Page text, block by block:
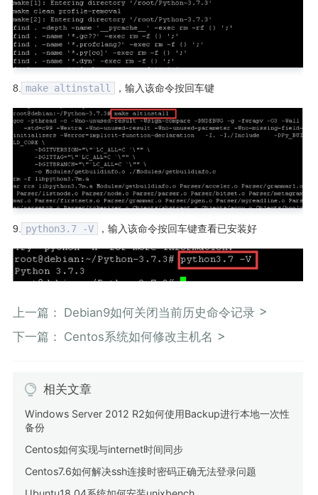
8. make altinstall ，输入该命令按回车键
9. python3.7 -V ，输入该命令按回车键查看已安装好
上一篇： Debian9如何关闭当前历史命令记录
下一篇： Centos系统如何修改主机名
相关文章
Windows Server 2012 R2如何使用Backup进行本地一次性
备份
Centos如何实现与internet时间同步
Centos7.6如何解决ssh连接时密码正确无法登录问题